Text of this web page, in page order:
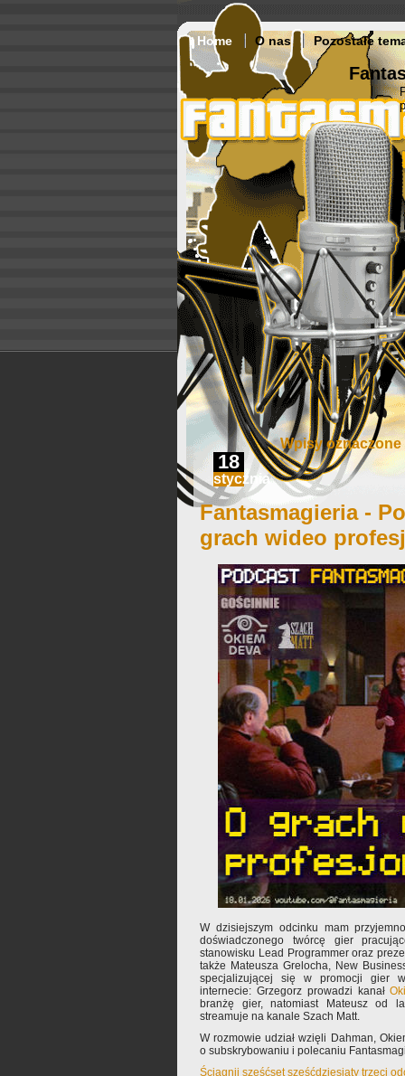
Home O nas Pozostałe
Wpisy oznaczone
18
stycznia
Fantasmagieria -
grach wideo
W dzisiejszym odcinku mam
doświadczonego twórcę gier
stanowisku Lead Programmer oraz
także Mateusza Grelocha, New
specjalizującej się w promocji gier
internecie: Grzegorz prowadzi kanał
branżę gier, natomiast Mateusz od
streamuje na kanale Szach Matt.
W rozmowie udział wzięli Dahman,
o subskrybowaniu i polecaniu
Ściągnij sześćset sześćdziesiąty trzeci